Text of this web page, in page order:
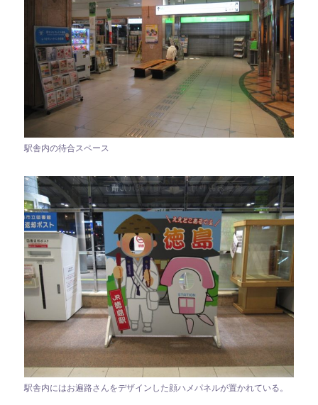
駅舎内の待合スペース
駅舎内にはお遍路さんをデザインした顔ハメパネルが置かれている。